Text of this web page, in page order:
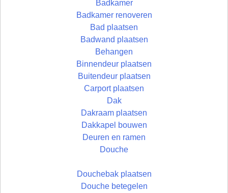
Badkamer
Badkamer renoveren
Bad plaatsen
Badwand plaatsen
Behangen
Binnendeur plaatsen
Buitendeur plaatsen
Carport plaatsen
Dak
Dakraam plaatsen
Dakkapel bouwen
Deuren en ramen
Douche
Douchebak plaatsen
Douche betegelen